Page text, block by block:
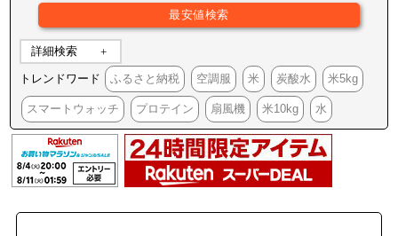
詳細検索
トレンドワード ふるさと納税 空調服 米 炭酸水 米5kg
スマートウォッチ プロテイン 扇風機 米10kg 水